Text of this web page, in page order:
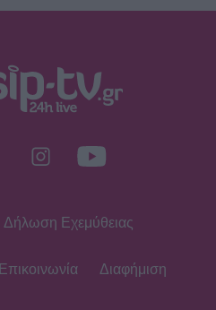
Δήλωση Εχεμύθειας
Επικοινωνία Διαφήμιση